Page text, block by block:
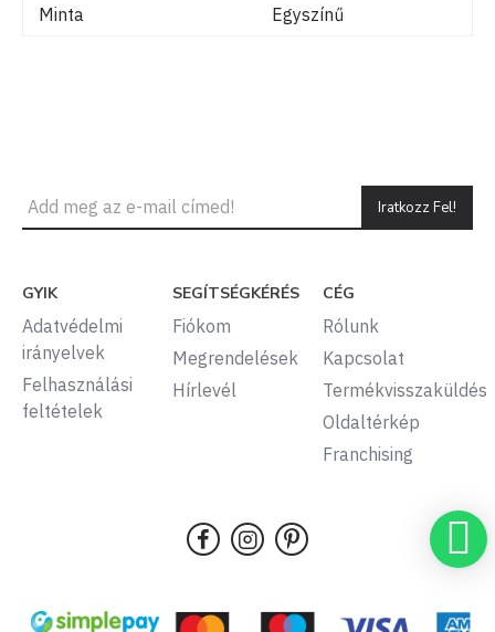
Minta
Egyszínű
Iratkozz Fel!
GYIK
Adatvédelmi
irányelvek
Felhasználási
feltételek
SEGÍTSÉGKÉRÉS
Fiókom
Megrendelések
Hírlevél
CÉG
Rólunk
Kapcsolat
Termékvisszaküldés
Oldaltérkép
Franchising